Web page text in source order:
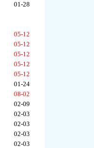
01-28
05-12
05-12
05-12
05-12
05-12
01-24
08-02
02-09
02-03
02-03
02-03
02-03